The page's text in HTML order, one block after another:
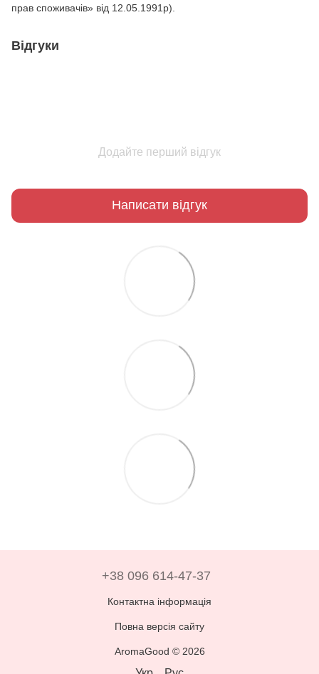
прав споживачів» від 12.05.1991р).
Відгуки
Додайте перший відгук
Написати відгук
+38 096 614-47-37
Контактна інформація
Повна версія сайту
AromaGood © 2026